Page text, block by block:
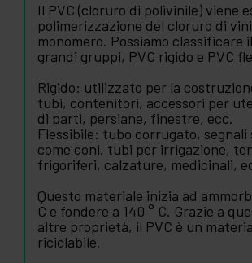
Il PVC (cloruro di polivinile) viene
polimerizzazione del cloruro di
monomero. Possiamo classificare
grandi gruppi, PVC rigido e PVC
Rigido: utilizzato per la
tubi, contenitori, accessori per
di parti, persiane, finestre, ecc.
Flessibile: tubo corrugato, segnali
come coni. tubi per irrigazione,
frigoriferi, calzature, medicinali,
Questo materiale inizia ad
C e fondere a 140 ° C. Grazie a
altre proprietà, il PVC è un
riciclabile.